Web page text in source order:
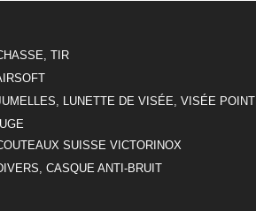
TIR
LUNETTE DE VISÉE, VISÉE POINT
SUISSE VICTORINOX
CASQUE ANTI-BRUIT